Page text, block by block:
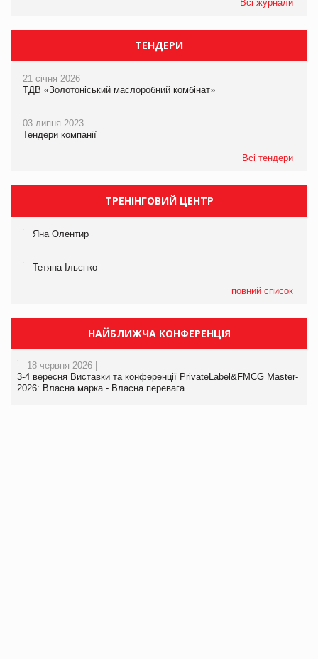
Всі журнали
ТЕНДЕРИ
21 січня 2026
ТДВ «Золотоніський маслоробний комбінат»
03 липня 2023
Тендери компанії
Всі тендери
ТРЕНІНГОВИЙ ЦЕНТР
Яна Олентир
Тетяна Ільєнко
повний список
НАЙБЛИЖЧА КОНФЕРЕНЦІЯ
18 червня 2026 |
3-4 вересня Виставки та конференції PrivateLabel&FMCG Master-
2026: Власна марка - Власна перевага